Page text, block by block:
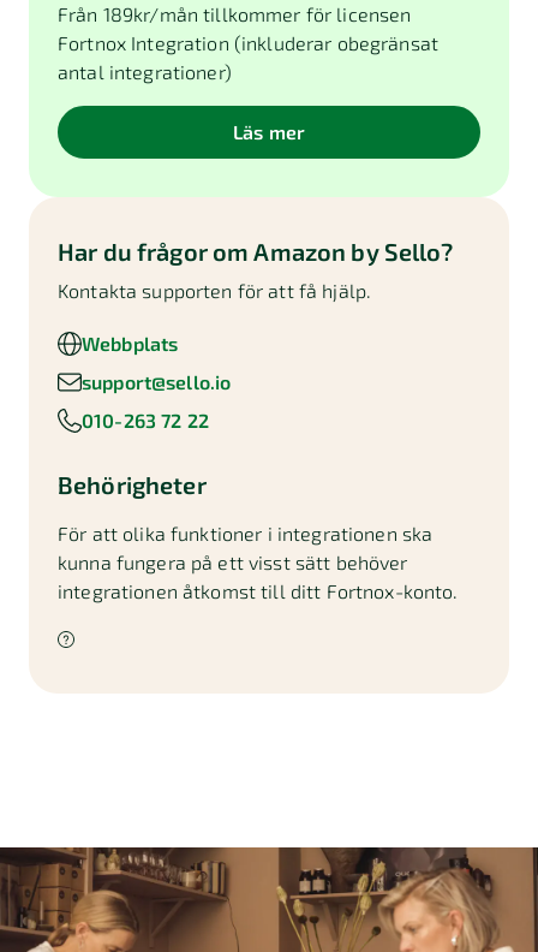
Från 189kr/mån tillkommer för licensen
Fortnox Integration (inkluderar obegränsat
antal integrationer)
Läs mer
Har du frågor omAmazon by Sello?
Kontakta supporten för att få hjälp.
Webbplats
support@sello.io
010-263 72 22
Behörigheter
För att olika funktioner i integrationen ska
kunna fungera på ett visst sätt behöver
integrationen åtkomst till ditt Fortnox-konto.